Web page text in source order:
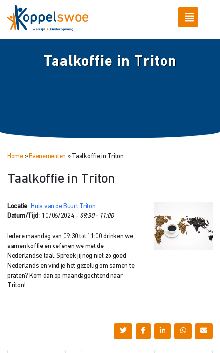
Taalkoffie in Triton
Home» Evenementen » Taalkoffie in Triton
Taalkoffie in Triton
Locatie : Huis van de Buurt Triton
Datum/Tijd : 10/06/2024 - 09:30 - 11:00
Iedere maandag van 09:30 tot 11:00 drinken we
samen koffie en oefenen we met de
Nederlandse taal. Spreek jij nog niet zo goed
Nederlands en vind je het gezellig om samen te
praten? Kom dan op maandagochtend naar
Triton!